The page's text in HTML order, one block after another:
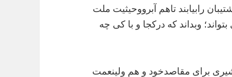
رابیابند تاهم آبرووحیثیت ملت
وبداند که درکجا و با کی چه
شیری برای مقاصدخود و هم ولینعمت